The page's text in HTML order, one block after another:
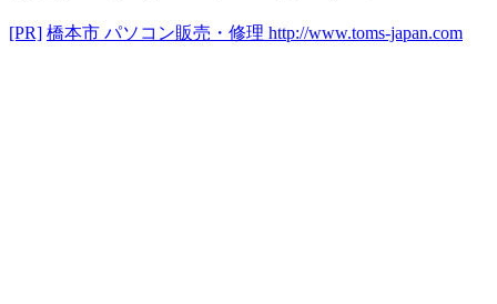
[PR] 橋本市 パソコン販売・修理 http://www.toms-japan.com